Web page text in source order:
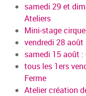
samedi 29 et
Ateliers
Mini-stage cirque
vendredi 28
samedi 15 août :
tous les 1ers
Ferme
Atelier création